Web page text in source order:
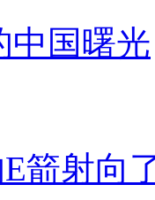
中国曙光
箭射向